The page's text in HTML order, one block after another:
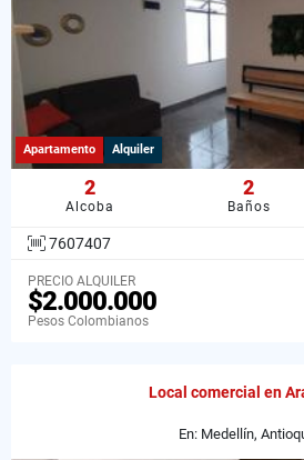
Apartamento Alquiler
2
Alcoba
2
Baños
7607407
PRECIO ALQUILER
$2.000.000
Pesos Colombianos
Local comercial en
En: Medellín,